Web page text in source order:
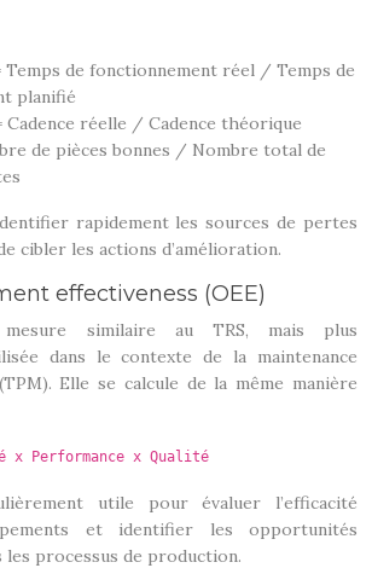
de fonctionnement réel / Temps de
planifié
Cadence réelle / Cadence théorique
de pièces bonnes / Nombre total de
rapidement les sources de pertes
cibler les actions d’amélioration.
effectiveness (OEE)
similaire au TRS, mais plus
dans le contexte de la maintenance
Elle se calcule de la même manière
x Performance x Qualité
utile pour évaluer l’efficacité
et identifier les opportunités
les processus de production.